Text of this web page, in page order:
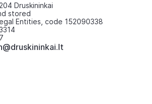
Druskininkai
stored
Entities, code 152090338